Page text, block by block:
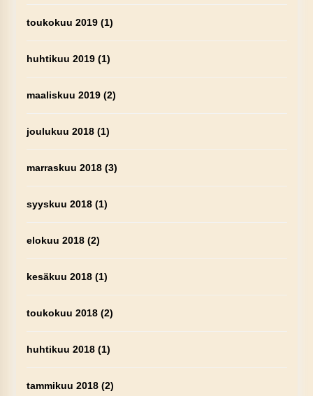
toukokuu 2019(1)
huhtikuu 2019(1)
maaliskuu 2019(2)
joulukuu 2018(1)
marraskuu 2018(3)
syyskuu 2018(1)
elokuu 2018(2)
kesäkuu 2018(1)
toukokuu 2018(2)
huhtikuu 2018(1)
tammikuu 2018(2)